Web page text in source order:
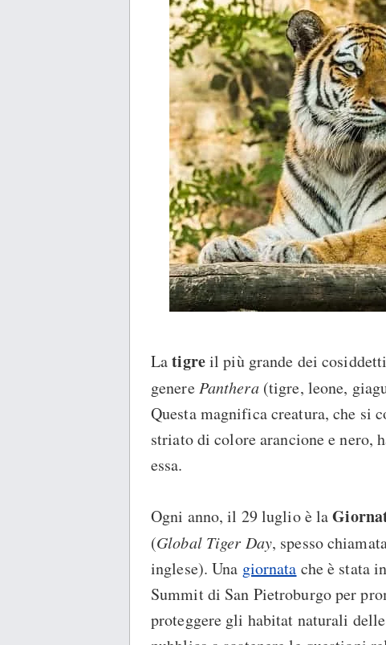
Latigreil più grande dei
generePanthera (tigre, leone,
Questa magnifica creatura, che si
striato di colore arancione e nero,
essa.
Ogni anno, il 29 luglio è la
(Global Tiger Day, spesso
inglese). Una giornata che è stata
Summit di San Pietroburgo per
proteggere gli habitat naturali